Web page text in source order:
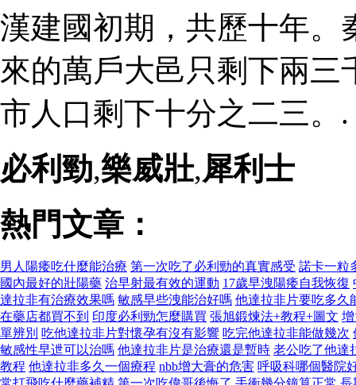
漢建國初期，共歷十年。
來的萬戶大邑只剩下兩
市人口剩下十分之二三。.
必利勁,樂威壯,犀利士
熱門文章：
男人陽痿吃什麼能治療 第一次吃了必利勁的真實感受 諾卡一粒
國內最好的壯陽藥 治早射最有效的運動 17歲早洩陽痿自我恢復
達拉非有治療效果嗎 敏感早些洩能治好嗎 他達拉非片要吃多久
在藥店都買不到 印度必利勁怎麼購買 張旭鍛煉法+教程+圖文
單辨別 吃他達拉非片對懷孕有沒有影響 吃完他達拉非能做幾次
敏感性早迣可以治嗎 他達拉非片是治療還是暫時 老公吃了他達
教程 他達拉非多久一個療程 nbb增大膏的危害 呼吸科哪個醫院